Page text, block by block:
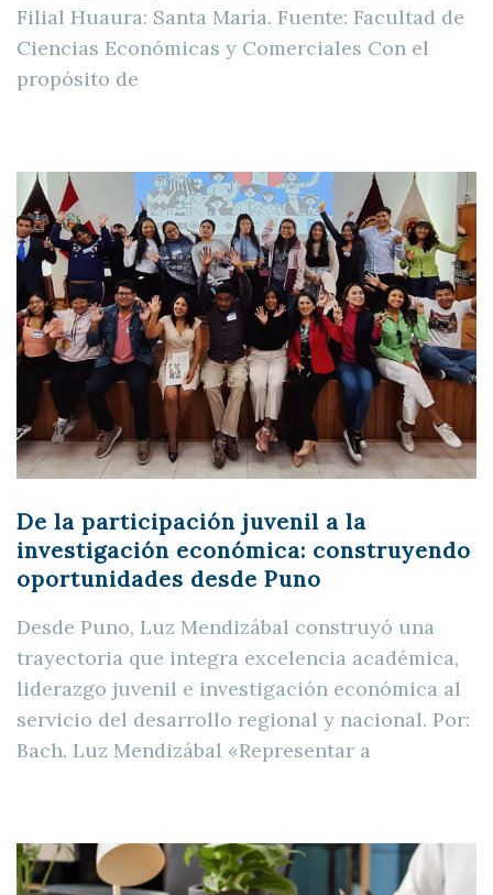
Filial Huaura: Santa María. Fuente: Facultad de
Ciencias Económicas y Comerciales Con el
propósito de
De la participación juvenil a la
investigación económica: construyendo
oportunidades desde Puno
Desde Puno, Luz Mendizábal construyó una
trayectoria que integra excelencia académica,
liderazgo juvenil e investigación económica al
servicio del desarrollo regional y nacional. Por:
Bach. Luz Mendizábal «Representar a